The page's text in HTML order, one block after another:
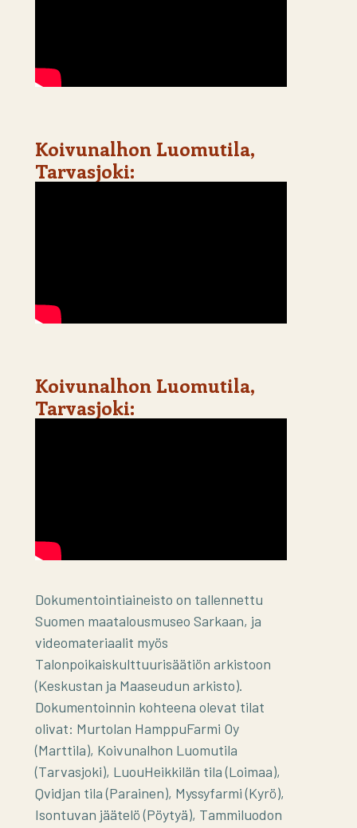
Koivunalhon Luomutila,
Tarvasjoki:
Koivunalhon Luomutila,
Tarvasjoki:
Dokumentointiaineisto on tallennettu
Suomen maatalousmuseo Sarkaan, ja
videomateriaalit myös
Talonpoikaiskulttuurisäätiön arkistoon
(Keskustan ja Maaseudun arkisto).
Dokumentoinnin kohteena olevat tilat
olivat: Murtolan HamppuFarmi Oy
(Marttila), Koivunalhon Luomutila
(Tarvasjoki), LuouHeikkilän tila (Loimaa),
Qvidjan tila (Parainen), Myssyfarmi (Kyrö),
Isontuvan jäätelö (Pöytyä), Tammiluodon